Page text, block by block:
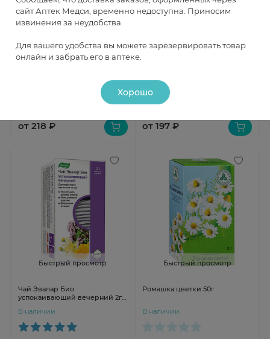
Фитоседан сбор
от 218 ₽
В наличии
от 197 ₽
Быстрый просмотр
Чай Эвалар Био
успокаивающий вечерний 2г
В наличии
Быстрый просмотр
Ромашка цветки 50г
В наличии
сайт Аптек Медси, временно недоступна. Приносим
извинения за неудобства.
Для вашего удобства вы можете зарезервировать товар
онлайн и забрать его в аптеке.
Хорошо